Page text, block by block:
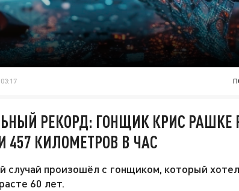
РЕКОРД: ГОНЩИК КРИС РАШКЕ
457 КИЛОМЕТРОВ В ЧАС
случай произошёл с гонщиком, который
60 лет.